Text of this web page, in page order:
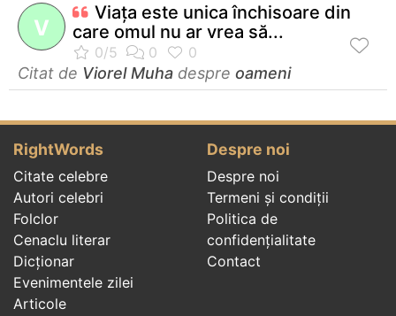
V
Viaţa este unica închisoare din
care omul nu ar vrea să...
Citat de Viorel Muha despre oameni
RightWords
Citate celebre
Autori celebri
Folclor
Cenaclu literar
Dicționar
Evenimentele zilei
Articole
Despre noi
Despre noi
Termeni și condiții
Politica de
confidenţialitate
Contact